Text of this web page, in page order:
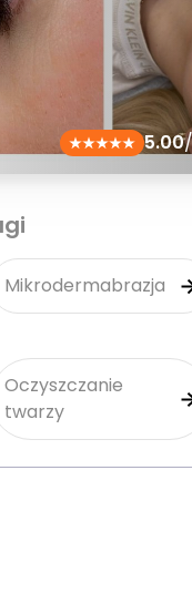
5.00
Mikrodermabrazja
Oczyszczanie
twarzy